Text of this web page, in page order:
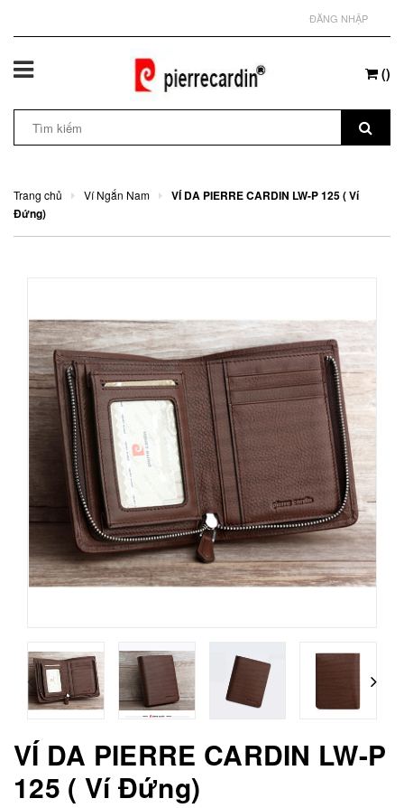
ĐĂNG NHẬP
()
Trang chủ Ví Ngắn Nam
VÍ DA PIERRE CARDIN LW-P 125 ( Ví
Đứng)
VÍ DA PIERRE CARDIN LW-P
125 ( Ví Đứng)